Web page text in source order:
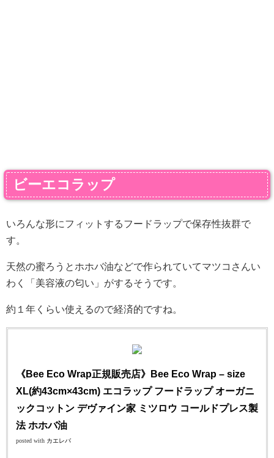
ビーエコラップ
いろんな形にフィットするフードラップで保存性抜群で
す。
天然の蜜ろうとホホバ油などで作られていてマツコさんい
わく「美容液の匂い」がするそうです。
約１年くらい使えるので経済的ですね。
《Bee Eco Wrap正規販売店》Bee Eco Wrap – size
XL(約43cm×43cm) エコラップ フードラップ オーガニ
ックコットン デヴァイン家 ミツロウ コールドプレス製
法 ホホバ油
posted with カエレバ